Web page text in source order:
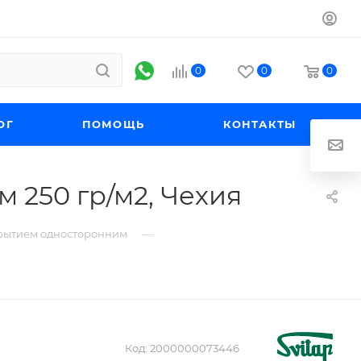
0 0 0
ПОМОЩЬ КОНТАКТЫ
250 гр/м2, Чехия
односторонним —
Код: 2000000073446